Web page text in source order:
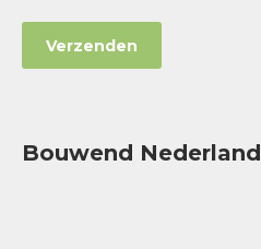
Bouwend Nederland